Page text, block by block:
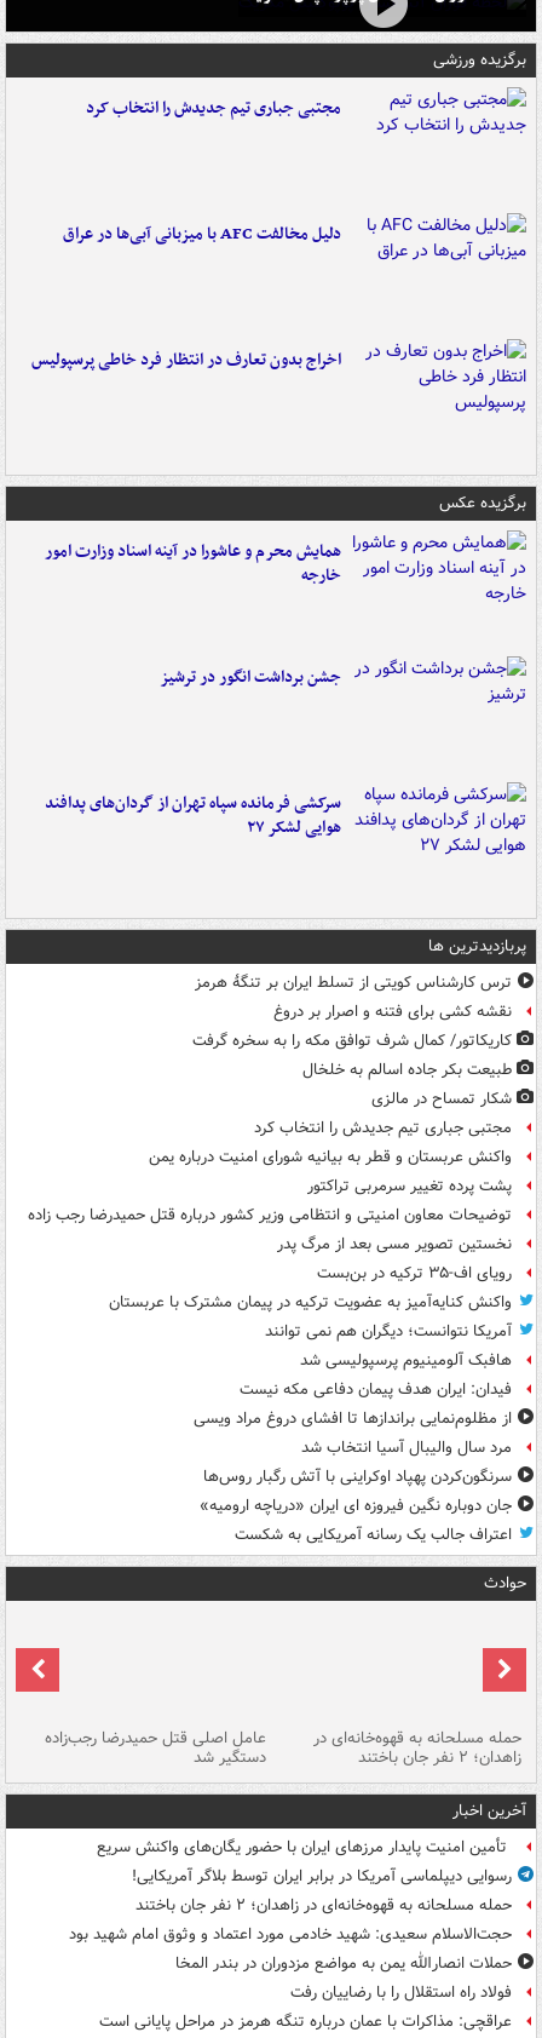
برگزیده ورزشی
مجتبی جباری تیم جدیدش را انتخاب کرد
دلیل مخالفت AFC با میزبانی آبی‌ها در عراق
اخراج بدون تعارف در انتظار فرد خاطی پرسپولیس
برگزیده عکس
همایش محرم و عاشورا در آینه اسناد وزارت امور
خارجه
جشن برداشت انگور در ترشیز
سرکشی فرمانده سپاه تهران از گردان‌های پدافند
هوایی لشکر ۲۷
پربازدیدترین ها
ترس کارشناس کویتی از تسلط ایران بر تنگۀ هرمز
نقشه کشی برای فتنه و اصرار بر دروغ
کاریکاتور/ کمال شرف توافق مکه را به سخره گرفت
طبیعت بکر جاده اسالم به خلخال
شکار تمساح در مالزی
مجتبی جباری تیم جدیدش را انتخاب کرد
واکنش عربستان و قطر به بیانیه شورای امنیت درباره یمن
پشت پرده تغییر سرمربی تراکتور
توضیحات معاون امنیتی و انتظامی وزیر کشور درباره قتل حمیدرضا رجب زاده
نخستین تصویر مسی بعد از مرگ پدر
رویای اف-۳۵ ترکیه در بن‌بست
واکنش کنایه‌آمیز به عضویت ترکیه در پیمان مشترک با عربستان
آمریکا نتوانست؛ دیگران هم نمی توانند
هافبک آلومینیوم پرسپولیسی شد
فیدان: ایران هدف پیمان دفاعی مکه نیست
از مظلوم‌نمایی براندازها تا افشای دروغ مراد ویسی
مرد سال والیبال آسیا انتخاب شد
سرنگون‌کردن پهپاد اوکراینی با آتش رگبار روس‌ها
جان دوباره نگین فیروزه ای ایران «دریاچه ارومیه»
اعتراف جالب یک رسانه آمریکایی به شکست
حوادث
حمله مسلحانه به قهوه‌خانه‌ای در
زاهدان؛ ۲ نفر جان باختند
عامل اصلی قتل حمیدرضا رجب‌زاده
دستگیر شد
آخرین اخبار
تأمین امنیت پایدار مرزهای ایران با حضور یگان‌های واکنش سریع
رسوایی دیپلماسی آمریکا در برابر ایران توسط بلاگر آمریکایی!
حمله مسلحانه به قهوه‌خانه‌ای در زاهدان؛ ۲ نفر جان باختند
حجت‌الاسلام سعیدی: شهید خادمی مورد اعتماد و وثوق امام شهید بود
حملات انصارالله یمن به مواضع مزدوران در بندر المخا
فولاد راه استقلال را با رضاییان رفت
عراقچی: مذاکرات با عمان درباره تنگه هرمز در مراحل پایانی است